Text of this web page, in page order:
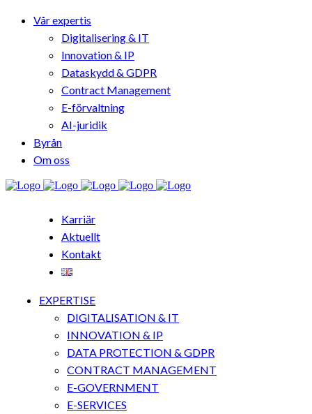
Vår expertis
Digitalisering & IT
Innovation & IP
Dataskydd & GDPR
Contract Management
E-förvaltning
AI-juridik
Byrån
Om oss
Karriär
Aktuellt
Kontakt
EXPERTISE
DIGITALISATION & IT
INNOVATION & IP
DATA PROTECTION & GDPR
CONTRACT MANAGEMENT
E-GOVERNMENT
E-SERVICES